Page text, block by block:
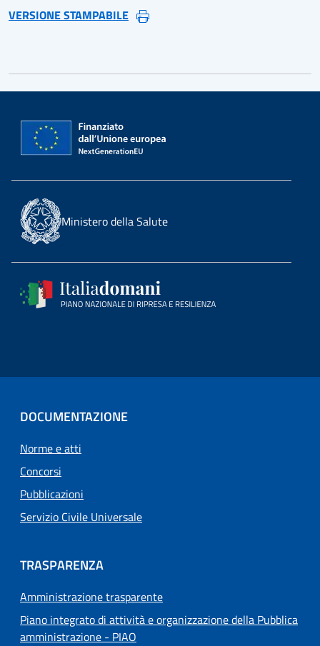
VERSIONE STAMPABILE
Ministero della Salute
DOCUMENTAZIONE
Norme e atti
Concorsi
Pubblicazioni
Servizio Civile Universale
TRASPARENZA
Amministrazione trasparente
Piano integrato di attività e organizzazione della Pubblica
amministrazione - PIAO